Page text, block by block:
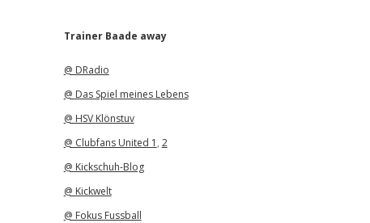
iTrainer Baade away
@ DRadio
@ Das Spiel meines Lebens
@ HSV Klönstuv
@ Clubfans United 1 , 2
@ Kickschuh-Blog
@ Kickwelt
@ Fokus Fussball